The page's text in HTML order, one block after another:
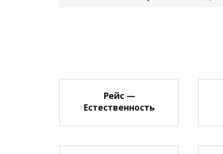
Рейс —
Естественность